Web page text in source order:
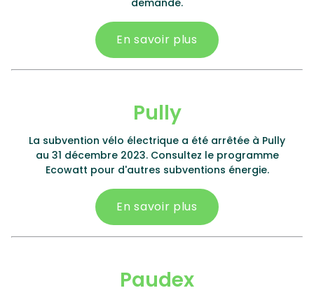
demande.
En savoir plus
Pully
La subvention vélo électrique a été arrêtée à Pully
au 31 décembre 2023. Consultez le programme
Ecowatt pour d'autres subventions énergie.
En savoir plus
Paudex